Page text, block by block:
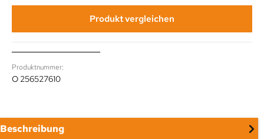
Produkt vergleichen
Produktnummer:
O 256527610
Beschreibung